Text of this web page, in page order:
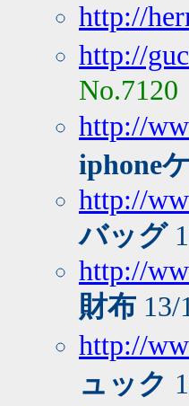
http://
http://
No.7120
http://
iphone
http://
バッグ
http://
財布 13/
http://
ュック